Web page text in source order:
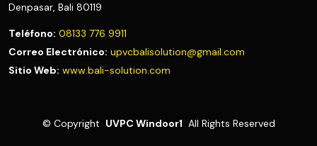
Denpasar, Bali 80119
Teléfono: 08133 776 9911
Correo Electrónico: upvcbalisolution@gmail.com
Sitio Web: www.bali-solution.com
© Copyright UVPC Windoor1 All Rights Reserved